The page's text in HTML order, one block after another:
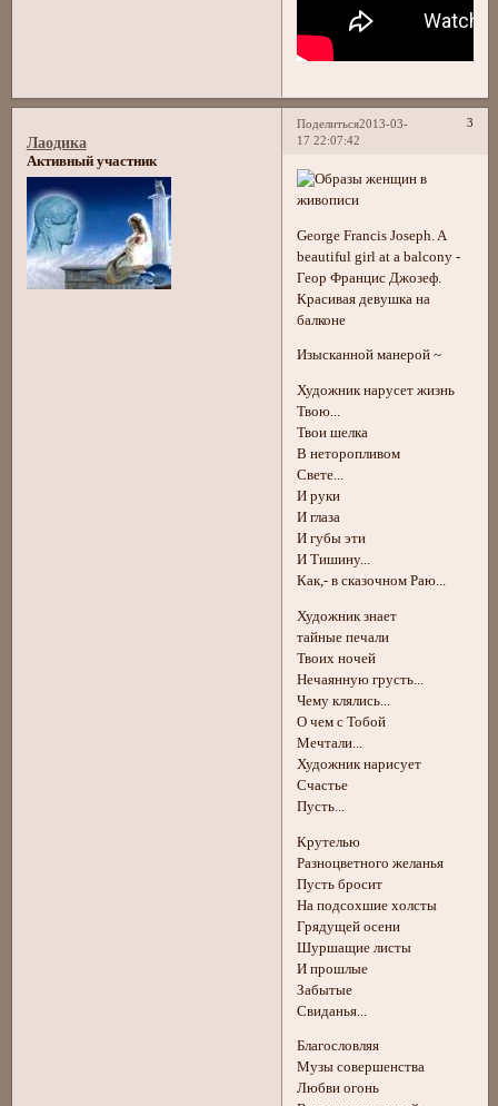
Поделиться 3
2013-03-
17 22:07:42
Лаодика
Активный участник
George Francis Joseph. A
beautiful girl at a balcony -
Геор Францис Джозеф.
Красивая девушка на
балконе
Изысканной манерой ~
Художник нарусет жизнь
Твою...
Твои шелка
В неторопливом
Свете...
И руки
И глаза
И губы эти
И Тишину...
Как,- в сказочном Раю...
Художник знает
тайные печали
Твоих ночей
Нечаянную грусть...
Чему клялись...
О чем с Тобой
Мечтали...
Художник нарисует
Счастье
Пусть...
Крутелью
Разноцветного желанья
Пусть бросит
На подсохшие холсты
Грядущей осени
Шуршащие листы
И прошлые
Забытые
Свиданья...
Благословляя
Музы совершенства
Любви огонь